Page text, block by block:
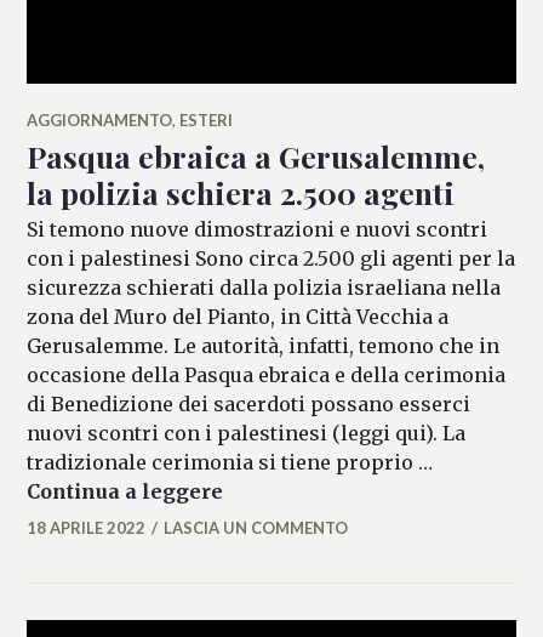
AGGIORNAMENTO, ESTERI
Pasqua ebraica a Gerusalemme,
la polizia schiera 2.500 agenti
Si temono nuove dimostrazioni e nuovi scontri
con i palestinesi Sono circa 2.500 gli agenti per la
sicurezza schierati dalla polizia israeliana nella
zona del Muro del Pianto, in Città Vecchia a
Gerusalemme. Le autorità, infatti, temono che in
occasione della Pasqua ebraica e della cerimonia
di Benedizione dei sacerdoti possano esserci
nuovi scontri con i palestinesi (leggi qui). La
tradizionale cerimonia si tiene proprio …
Continua a leggere
ALESSIA
18 APRILE 2022 LASCIA UN COMMENTO